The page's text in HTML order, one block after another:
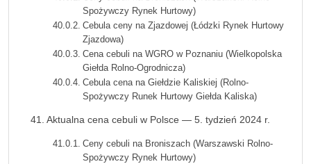
Spożywczy Rynek Hurtowy)
Cebula ceny na Zjazdowej (Łódzki Rynek Hurtowy
Zjazdowa)
Cena cebuli na WGRO w Poznaniu (Wielkopolska
Giełda Rolno-Ogrodnicza)
Cebula cena na Giełdzie Kaliskiej (Rolno-
Spożywczy Runek Hurtowy Giełda Kaliska)
Aktualna cena cebuli w Polsce — 5. tydzień 2024 r.
Ceny cebuli na Broniszach (Warszawski Rolno-
Spożywczy Rynek Hurtowy)